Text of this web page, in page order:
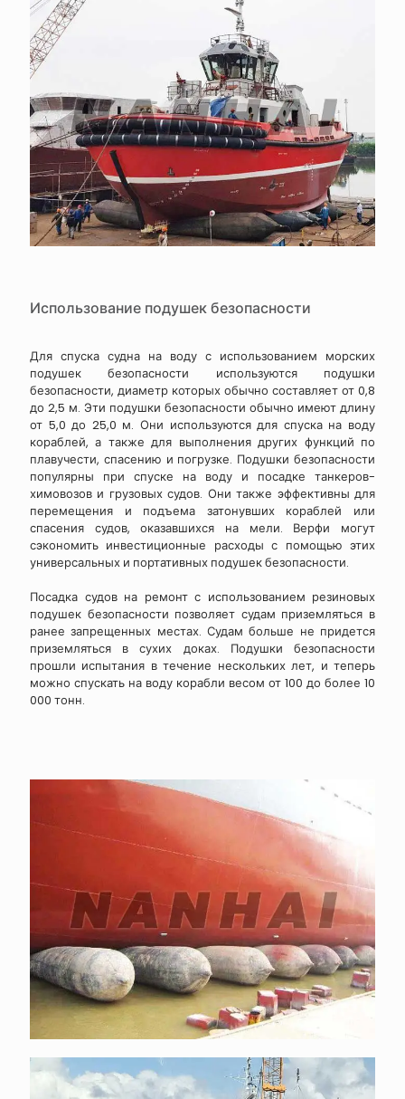
Использование подушек безопасности
Для спуска судна на воду с использованием морских
подушек безопасности используются подушки
безопасности, диаметр которых обычно составляет от 0,8
до 2,5 м. Эти подушки безопасности обычно имеют длину
от 5,0 до 25,0 м. Они используются для спуска на воду
кораблей, а также для выполнения других функций по
плавучести, спасению и погрузке. Подушки безопасности
популярны при спуске на воду и посадке танкеров-
химовозов и грузовых судов. Они также эффективны для
перемещения и подъема затонувших кораблей или
спасения судов, оказавшихся на мели. Верфи могут
сэкономить инвестиционные расходы с помощью этих
универсальных и портативных подушек безопасности.
Посадка судов на ремонт с использованием резиновых
подушек безопасности позволяет судам приземляться в
ранее запрещенных местах. Судам больше не придется
приземляться в сухих доках. Подушки безопасности
прошли испытания в течение нескольких лет, и теперь
можно спускать на воду корабли весом от 100 до более 10
000 тонн.